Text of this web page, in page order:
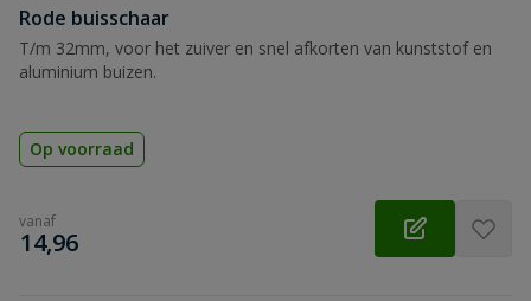
Rode buisschaar
T/m 32mm, voor het zuiver en snel afkorten van kunststof en
aluminium buizen.
Op voorraad
vanaf
€
14,96